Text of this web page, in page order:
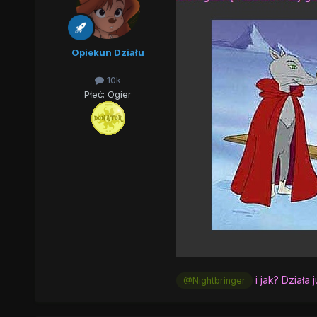
Opiekun Działu
10k
Płeć: Ogier
@Nightbringer i jak? Działa